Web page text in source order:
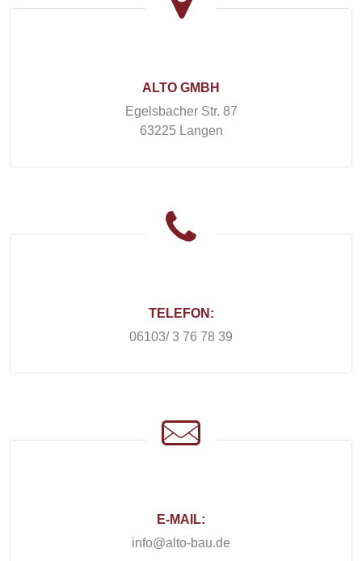
ALTO GMBH
Egelsbacher Str. 87
63225 Langen
TELEFON:
06103/ 3 76 78 39
E-MAIL:
info@alto-bau.de